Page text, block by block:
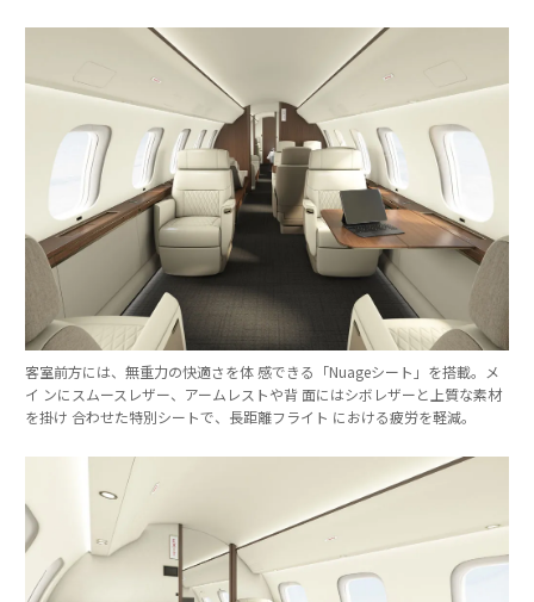
客室前方には、無重力の快適さを体 感できる「Nuageシート」を搭載。メ
イ ンにスムースレザー、アームレストや背 面にはシボレザーと上質な素材
を掛け 合わせた特別シートで、長距離フライト における疲労を軽減。